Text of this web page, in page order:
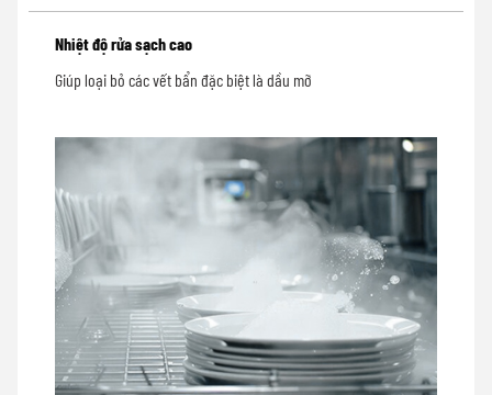
Nhiệt độ rửa sạch cao
Giúp loại bỏ các vết bẩn đặc biệt là dầu mỡ